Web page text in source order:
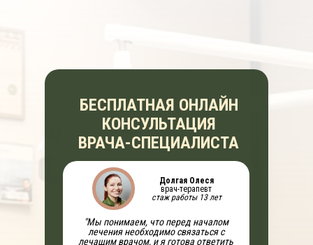
БЕСПЛАТНАЯ ОНЛАЙН
КОНСУЛЬТАЦИЯ
ВРАЧА-СПЕЦИАЛИСТА
"Мы понимаем, что перед началом
лечения необходимо связаться с
лечащим врачом, и я готова ответить
Долгая Олеся
врач-терапевт
стаж работы 13 лет